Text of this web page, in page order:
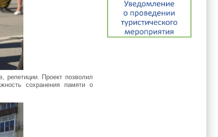
репетиции. Проект позволил
сохранения памяти о